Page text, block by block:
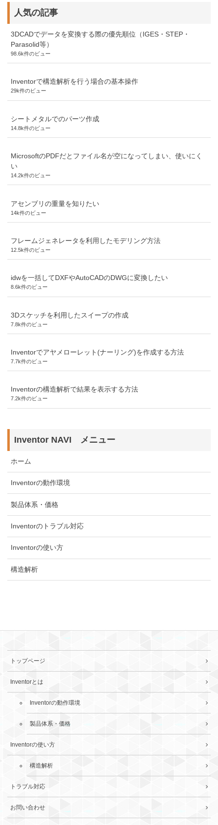
人気の記事
3DCADでデータを変換する際の優先順位（IGES・STEP・
Parasolid等）
98.6k件のビュー
Inventorで構造解析を行う場合の基本操作
29k件のビュー
シートメタルでのパーツ作成
14.8k件のビュー
MicrosoftのPDFだとファイル名が空になってしまい、使いにく
い
14.2k件のビュー
アセンブリの重量を知りたい
14k件のビュー
フレームジェネレータを利用したモデリング方法
12.5k件のビュー
idwを一括してDXFやAutoCADのDWGに変換したい
8.6k件のビュー
3Dスケッチを利用したスイープの作成
7.8k件のビュー
Inventorでアヤメローレット(ナーリング)を作成する方法
7.7k件のビュー
Inventorの構造解析で結果を表示する方法
7.2k件のビュー
Inventor NAVI メニュー
ホーム
Inventorの動作環境
製品体系・価格
Inventorのトラブル対応
Inventorの使い方
構造解析
トップページ
Inventorとは
Inventorの動作環境
製品体系・価格
Inventorの使い方
構造解析
トラブル対応
お問い合わせ